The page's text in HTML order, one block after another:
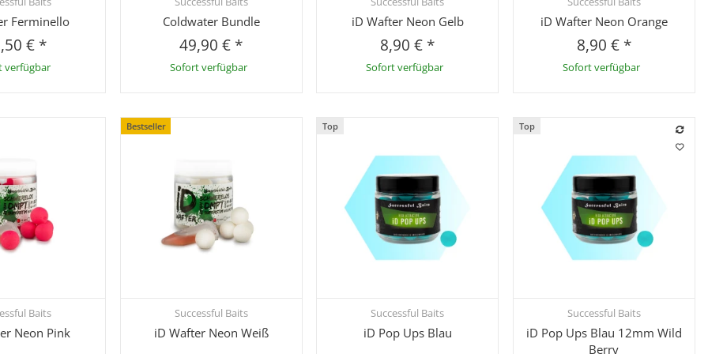
Ferminello
€ *
verfügbar
Coldwater Bundle
49,90 € *
Sofort verfügbar
iD Wafter Neon Gelb
8,90 € *
Sofort verfügbar
iD Wafter Neon Orange
8,90 € *
Sofort verfügbar
Baits
Neon Pink
Bestseller
Schnellkauf
Successful Baits
iD Wafter Neon Weiß
Top
Schnellkauf
Successful Baits
iD Pop Ups Blau
Top
Schnellkauf
Successful Baits
iD Pop Ups Blau 12mm Wild
Berry